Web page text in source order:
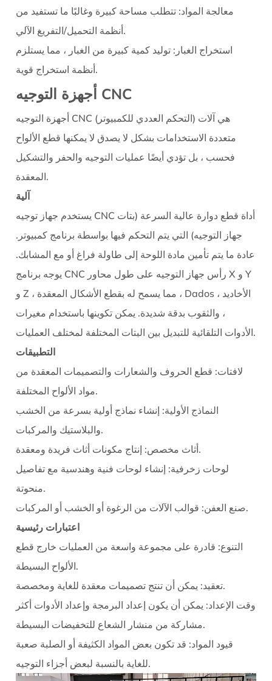
آلية
3.2
التطبيقات
3.3
اعتبارات
رئيسية
4
مناشير
المائدة
(مناشير
خزانة)
آلية
4.2
التطبيقات
اعتبارات
رئيسية
5
خاتمة
معالجة المواد: تتطلب مساحة كبيرة وغالبًا ما تستفيد من
أنظمة التحميل/التفريغ الآلي.
استخراج الغبار: توليد كمية كبيرة من الغبار ، مما يستلزم
أنظمة استخراج قوية.
أجهزة التوجيه CNC
أجهزة التوجيه CNC (التحكم العددي للكمبيوتر) هي آلات
متعددة الاستخدامات بشكل لا يصدق لا يمكنها قطع الألواح
فحسب ، بل تؤدي أيضًا عمليات التوجيه والحفر والتشكيل
المعقدة.
آلية
يستخدم جهاز توجيه CNC أداة قطع دوارة عالية السرعة (بتات
جهاز التوجيه) التي يتم التحكم فيها بواسطة برنامج كمبيوتر.
عادة ما يتم تأمين مادة اللوحة إلى طاولة فراغ أو مع المشابك.
يوجه برنامج CNC رأس جهاز التوجيه على طول محاور X و Y
و Z ، مما يسمح له بقطع الأشكال المعقدة ، Dados ، الأخاديد
، والثقوب بدقة شديدة. يمكن تكوينها باستخدام مغيرات
الأدوات التلقائية للتبديل بين البتات المختلفة لمختلف العمليات.
التطبيقات
لافتات: قطع الحروف والشعارات والتصميمات المعقدة من
مواد الألواح المختلفة.
النماذج الأولية: إنشاء نماذج أولية بسرعة من الخشب
والبلاستيك والمركبات.
أثاث مخصص:إنتاج مكونات أثاث فريدة ومعقدة.
لوحات زخرفية: إنشاء لوحات فنية وهندسية مع تفاصيل
منحوتة.
صنع العفن:قوالب الآلات من الرغوة أو الخشب أو المركبات.
اعتبارات رئيسية
التنوع: قادرة على مجموعة واسعة من العمليات خارج قطع
الألواح البسيطة.
تعقيد:يمكن أن تنتج تصميمات معقدة للغاية ومخصصة.
وقت الإعداد: يمكن أن يكون إعداد البرمجة وإعداد الأدوات أكثر
مشاركة من منشار الشعاع للتخفيضات البسيطة.
قيود المواد: قد تكون بعض المواد الكثيفة أو الصلبة صعبة
للغاية بالنسبة لبعض أجزاء التوجيه.